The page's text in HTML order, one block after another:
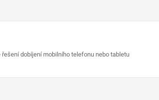
řešení dobíjení mobilního telefonu nebo tabletu